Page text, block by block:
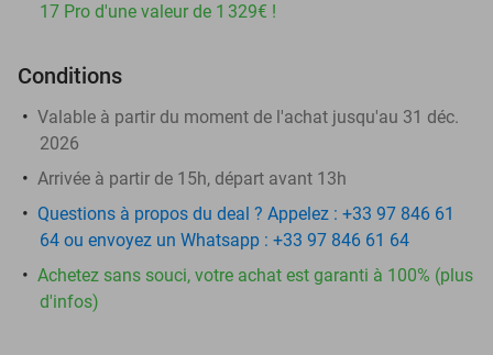
17 Pro d'une valeur de 1 329€ !
Conditions
Valable à partir du moment de l'achat jusqu'au 31 déc.
2026
Arrivée à partir de 15h, départ avant 13h
Questions à propos du deal ? Appelez : +33 97 846 61
64 ou envoyez un Whatsapp : +33 97 846 61 64
Achetez sans souci, votre achat est garanti à 100% (plus
d'infos)